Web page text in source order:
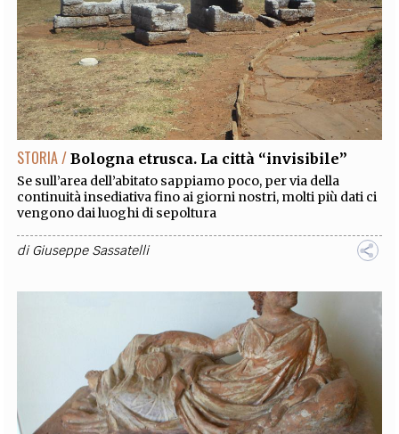
STORIA / Bologna etrusca. La città “invisibile”
Se sull’area dell’abitato sappiamo poco, per via della
continuità insediativa fino ai giorni nostri, molti più dati ci
vengono dai luoghi di sepoltura
diGiuseppe Sassatelli